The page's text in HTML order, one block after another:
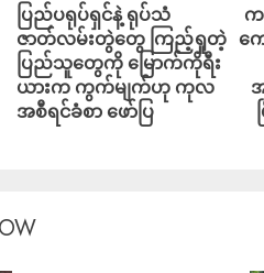
ပြည်ပရုပ်ရှင်နဲ့ ရုပ်သံ
ဇာတ်လမ်းတွဲတွေ ကြည့်ရှုတဲ့
ပြည်သူတွေကို မြောက်ကိုရီး
ယားက ကွက်မျက်ဟု ကုလ
အစီရင်ခံစာ ဖော်ပြ
က